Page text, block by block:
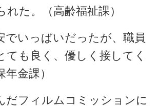
れた。（高齢福祉課）
でいっぱいだったが、職員
ても良く、優しく接してく
年金課）
だフィルムコミッションに